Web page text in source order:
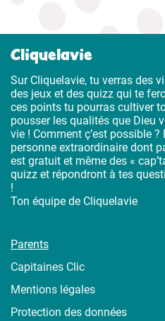
Cliquelavie
Sur Cliquelavie, tu verras des
des jeux et des quizz qui te
ces points tu pourras cultiver
pousser les qualités que Dieu
vie ! Comment ç’est possible
personne extraordinaire dont
est gratuit et même des «
quizz et répondront à tes
!
Ton équipe de Cliquelavie
Parents
Capitaines Clic
Mentions légales
Protection des données